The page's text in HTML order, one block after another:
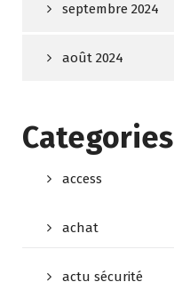
septembre 2024
août 2024
Categories
access
achat
actu sécurité